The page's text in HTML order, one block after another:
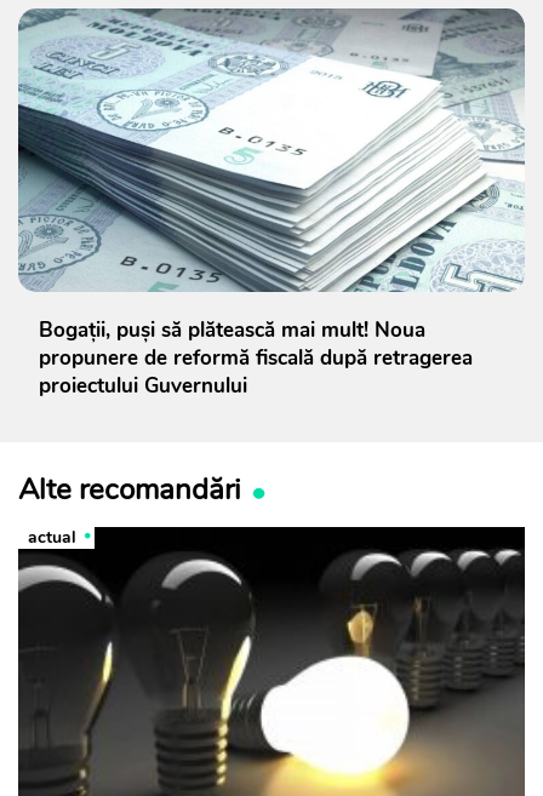
Bogații, puși să plătească mai mult! Noua
propunere de reformă fiscală după retragerea
proiectului Guvernului
Alte recomandări
actual